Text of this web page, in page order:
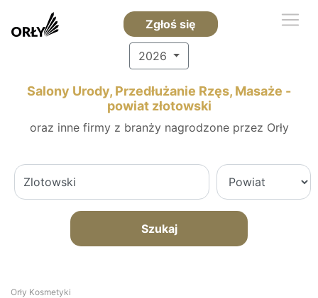
Zgłoś się
2026
Salony Urody, Przedłużanie Rzęs, Masaże -
powiat złotowski
oraz inne firmy z branży nagrodzone przez Orły
Szukaj
Orły Kosmetyki